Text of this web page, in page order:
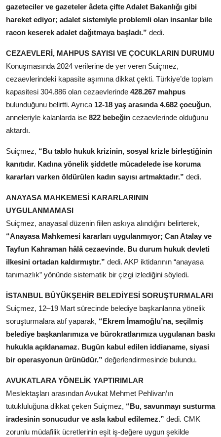
gazeteciler ve gazeteler âdeta çifte Adalet Bakanlığı gibi
hareket ediyor; adalet sistemiyle problemli olan insanlar bile
racon keserek adalet dağıtmaya başladı.” dedi.
CEZAEVLERİ, MAHPUS SAYISI VE ÇOCUKLARIN DURUMU
Konuşmasında 2024 verilerine de yer veren Suiçmez,
cezaevlerindeki kapasite aşımına dikkat çekti. Türkiye’de toplam
kapasitesi 304.886 olan cezaevlerinde 428.267 mahpus
bulunduğunu belirtti. Ayrıca 12-18 yaş arasında 4.682 çocuğun,
anneleriyle kalanlarda ise 822 bebeğin cezaevlerinde olduğunu
aktardı.
Suiçmez, “Bu tablo hukuk krizinin, sosyal krizle birleştiğinin
kanıtıdır. Kadına yönelik şiddetle mücadelede ise koruma
kararları varken öldürülen kadın sayısı artmaktadır.” dedi.
ANAYASA MAHKEMESİ KARARLARININ
UYGULANMAMASI
Suiçmez, anayasal düzenin fiilen askıya alındığını belirterek,
“Anayasa Mahkemesi kararları uygulanmıyor; Can Atalay ve
Tayfun Kahraman hâlâ cezaevinde. Bu durum hukuk devleti
ilkesini ortadan kaldırmıştır.” dedi. AKP iktidarının “anayasa
tanımazlık” yönünde sistematik bir çizgi izlediğini söyledi.
İSTANBUL BÜYÜKŞEHİR BELEDİYESİ SORUŞTURMALARI
Suiçmez, 12–19 Mart sürecinde belediye başkanlarına yönelik
soruşturmalara atıf yaparak, “Ekrem İmamoğlu’na, seçilmiş
belediye başkanlarımıza ve bürokratlarımıza uygulanan baskı
hukukla açıklanamaz. Bugün kabul edilen iddianame, siyasi
bir operasyonun ürünüdür.” değerlendirmesinde bulundu.
AVUKATLARA YÖNELİK YAPTIRIMLAR
Meslektaşları arasından Avukat Mehmet Pehlivan’ın
tutukluluğuna dikkat çeken Suiçmez, “Bu, savunmayı susturma
iradesinin sonucudur ve asla kabul edilemez.” dedi. CMK
zorunlu müdafilik ücretlerinin eşit iş-değere uygun şekilde